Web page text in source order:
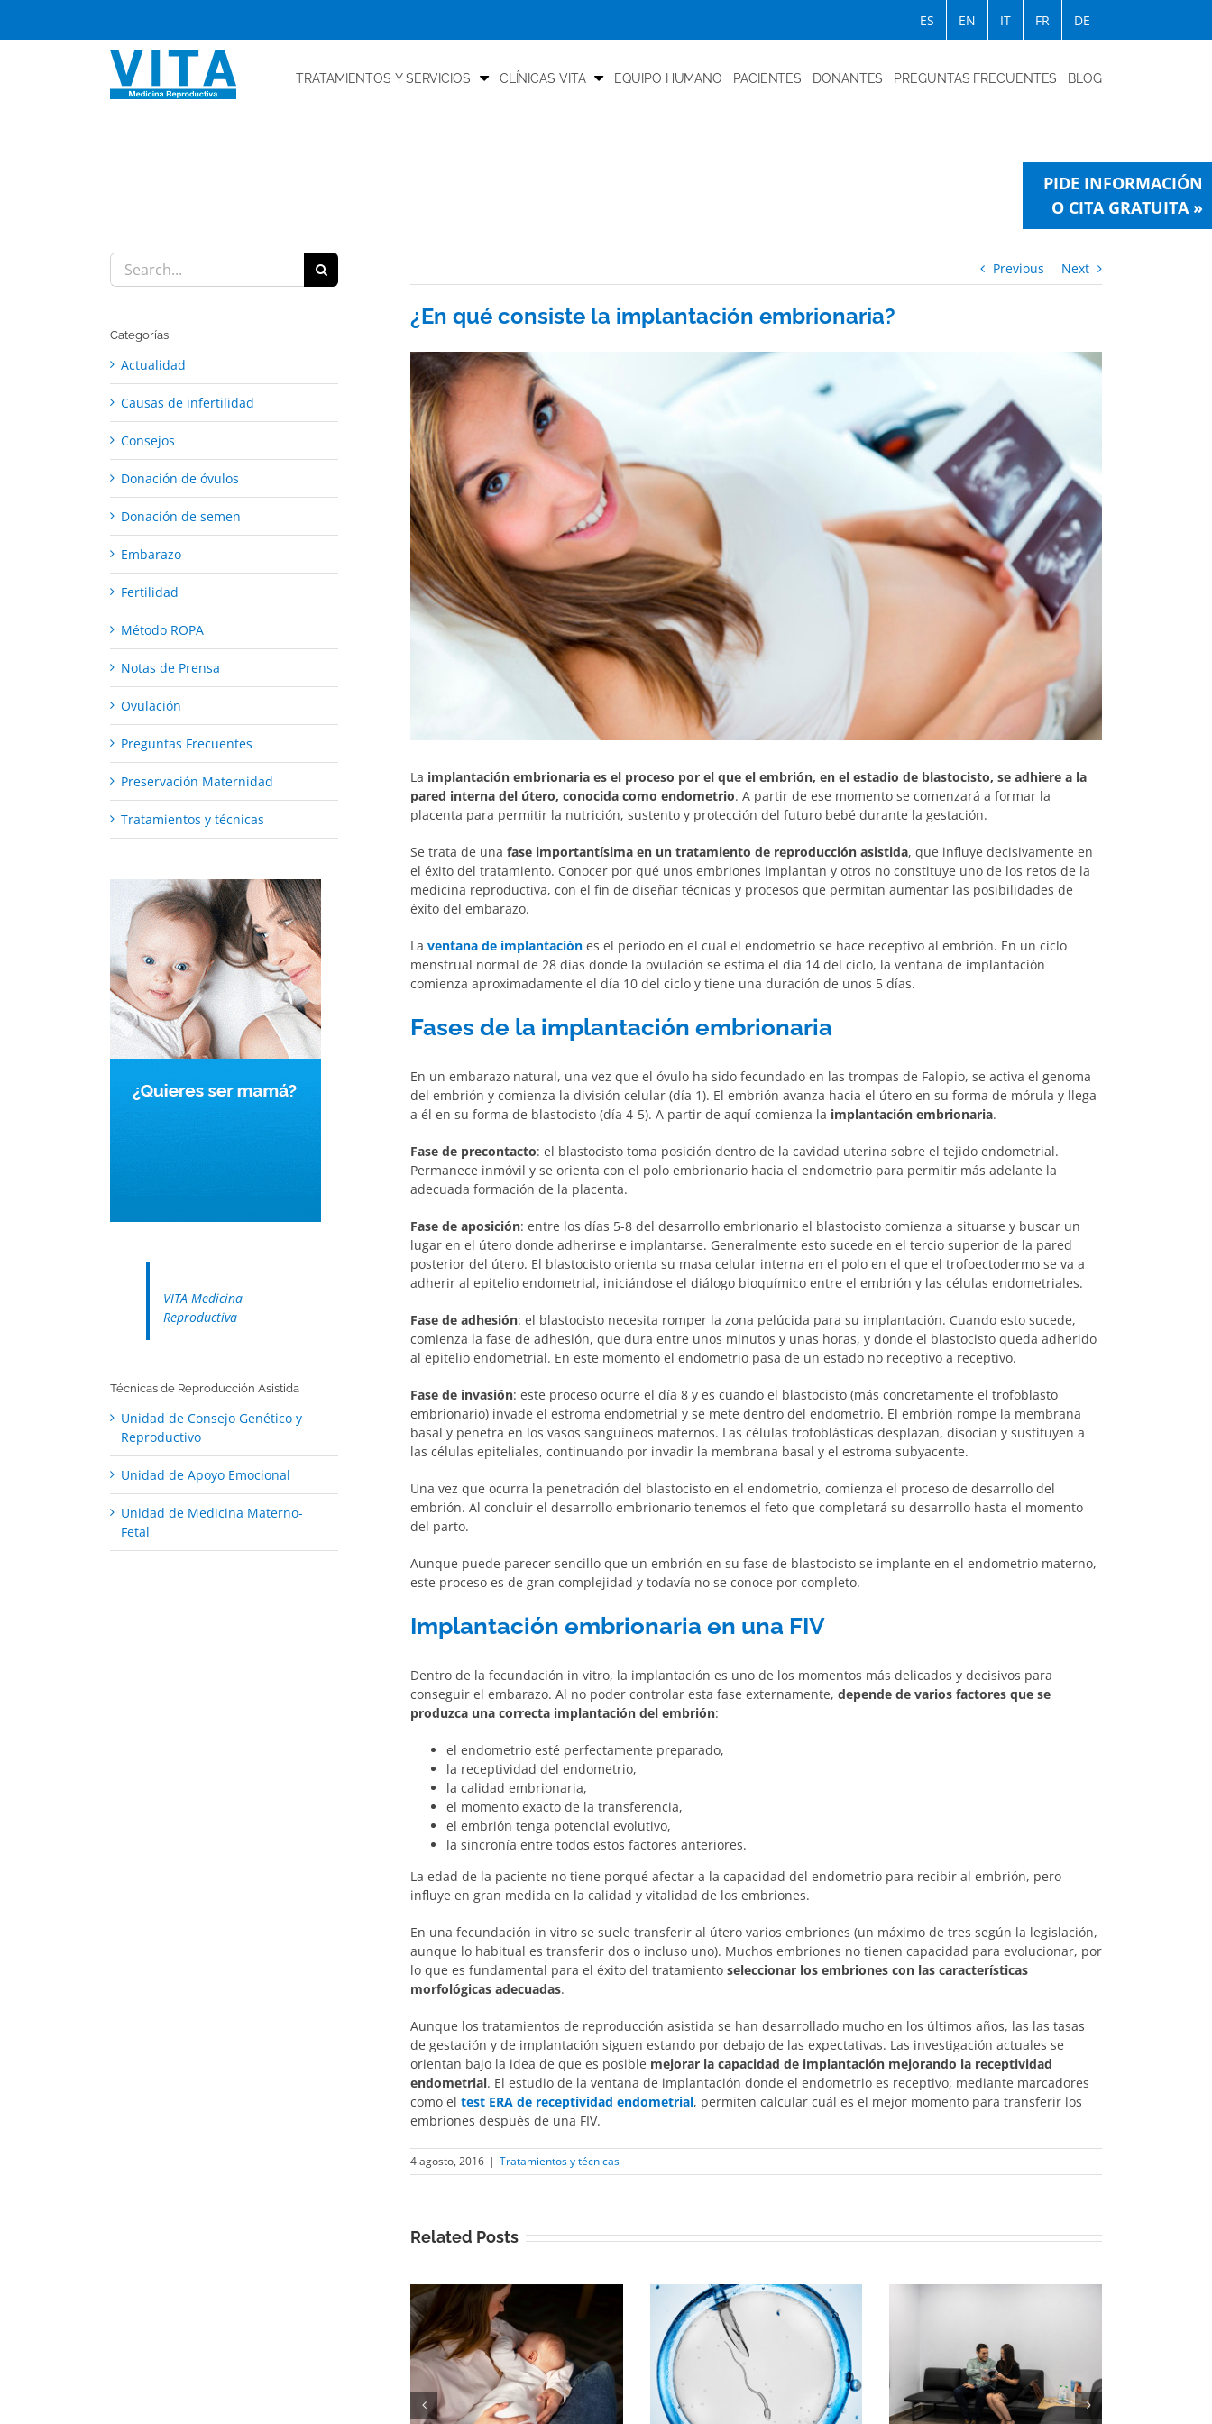
ES EN IT FR DE
TRATAMIENTOS Y SERVICIOS CLÍNICAS VITA EQUIPO HUMANO PACIENTES DONANTES PREGUNTAS FRECUENTES BLOG
PIDE INFORMACIÓN
O CITA GRATUITA »
Previous Next
¿En qué consiste la implantación embrionaria?
View
Larger
Image
La implantación embrionaria es el proceso por el que el embrión, en el estadio de blastocisto, se adhiere a la
pared interna del útero, conocida como endometrio. A partir de ese momento se comenzará a formar la
placenta para permitir la nutrición, sustento y protección del futuro bebé durante la gestación.
Se trata de una fase importantísima en un tratamiento de reproducción asistida, que influye decisivamente en
el éxito del tratamiento. Conocer por qué unos embriones implantan y otros no constituye uno de los retos de la
medicina reproductiva, con el fin de diseñar técnicas y procesos que permitan aumentar las posibilidades de
éxito del embarazo.
La ventana de implantación es el período en el cual el endometrio se hace receptivo al embrión. En un ciclo
menstrual normal de 28 días donde la ovulación se estima el día 14 del ciclo, la ventana de implantación
comienza aproximadamente el día 10 del ciclo y tiene una duración de unos 5 días.
Fases de la implantación embrionaria
En un embarazo natural, una vez que el óvulo ha sido fecundado en las trompas de Falopio, se activa el genoma
del embrión y comienza la división celular (día 1). El embrión avanza hacia el útero en su forma de mórula y llega
a él en su forma de blastocisto (día 4-5). A partir de aquí comienza la implantación embrionaria.
Fase de precontacto: el blastocisto toma posición dentro de la cavidad uterina sobre el tejido endometrial.
Permanece inmóvil y se orienta con el polo embrionario hacia el endometrio para permitir más adelante la
adecuada formación de la placenta.
Fase de aposición: entre los días 5-8 del desarrollo embrionario el blastocisto comienza a situarse y buscar un
lugar en el útero donde adherirse e implantarse. Generalmente esto sucede en el tercio superior de la pared
posterior del útero. El blastocisto orienta su masa celular interna en el polo en el que el trofoectodermo se va a
adherir al epitelio endometrial, iniciándose el diálogo bioquímico entre el embrión y las células endometriales.
Fase de adhesión: el blastocisto necesita romper la zona pelúcida para su implantación. Cuando esto sucede,
comienza la fase de adhesión, que dura entre unos minutos y unas horas, y donde el blastocisto queda adherido
al epitelio endometrial. En este momento el endometrio pasa de un estado no receptivo a receptivo.
Fase de invasión: este proceso ocurre el día 8 y es cuando el blastocisto (más concretamente el trofoblasto
embrionario) invade el estroma endometrial y se mete dentro del endometrio. El embrión rompe la membrana
basal y penetra en los vasos sanguíneos maternos. Las células trofoblásticas desplazan, disocian y sustituyen a
las células epiteliales, continuando por invadir la membrana basal y el estroma subyacente.
Una vez que ocurra la penetración del blastocisto en el endometrio, comienza el proceso de desarrollo del
embrión. Al concluir el desarrollo embrionario tenemos el feto que completará su desarrollo hasta el momento
del parto.
Aunque puede parecer sencillo que un embrión en su fase de blastocisto se implante en el endometrio materno,
este proceso es de gran complejidad y todavía no se conoce por completo.
Implantación embrionaria en una FIV
Dentro de la fecundación in vitro, la implantación es uno de los momentos más delicados y decisivos para
conseguir el embarazo. Al no poder controlar esta fase externamente, depende de varios factores que se
produzca una correcta implantación del embrión:
el endometrio esté perfectamente preparado,
la receptividad del endometrio,
la calidad embrionaria,
el momento exacto de la transferencia,
el embrión tenga potencial evolutivo,
la sincronía entre todos estos factores anteriores.
La edad de la paciente no tiene porqué afectar a la capacidad del endometrio para recibir al embrión, pero
influye en gran medida en la calidad y vitalidad de los embriones.
En una fecundación in vitro se suele transferir al útero varios embriones (un máximo de tres según la legislación,
aunque lo habitual es transferir dos o incluso uno). Muchos embriones no tienen capacidad para evolucionar, por
lo que es fundamental para el éxito del tratamiento seleccionar los embriones con las características
morfológicas adecuadas.
Aunque los tratamientos de reproducción asistida se han desarrollado mucho en los últimos años, las las tasas
de gestación y de implantación siguen estando por debajo de las expectativas. Las investigación actuales se
orientan bajo la idea de que es posible mejorar la capacidad de implantación mejorando la receptividad
endometrial. El estudio de la ventana de implantación donde el endometrio es receptivo, mediante marcadores
como el test ERA de receptividad endometrial, permiten calcular cuál es el mejor momento para transferir los
embriones después de una FIV.
4 agosto, 2016 | Tratamientos y técnicas
Related Posts
Search
for:
Categorías
Actualidad
Causas de infertilidad
Consejos
Donación de óvulos
Donación de semen
Embarazo
Fertilidad
Método ROPA
Notas de Prensa
Ovulación
Preguntas Frecuentes
Preservación Maternidad
Tratamientos y técnicas
VITA Medicina
Reproductiva
Técnicas de Reproducción Asistida
Unidad de Consejo Genético y
Reproductivo
Unidad de Apoyo Emocional
Unidad de Medicina Materno-
Fetal